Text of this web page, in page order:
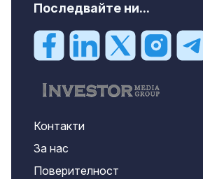
Последвайте ни...
Контакти
За нас
Поверителност